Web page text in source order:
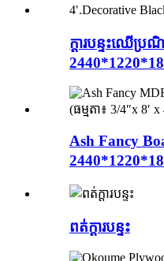
ក្តារបន្ទះឈើប្
Ash Fancy
ពត់ក្តារបន្ទះ